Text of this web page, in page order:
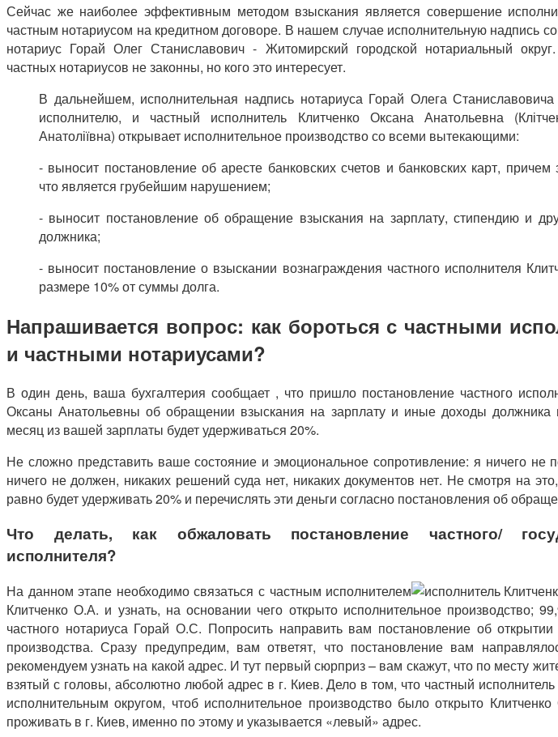
Сейчас же наиболее эффективным методом взыскания является совершение
частным нотариусом на кредитном договоре. В нашем случае исполнительную надпись
нотариус Горай Олег Станиславович - Житомирский городской нотариальный
частных нотариусов не законны, но кого это интересует.
В дальнейшем, исполнительная надпись нотариуса Горай Олега Станиславовича
исполнителю, и частный исполнитель Клитченко Оксана Анатольевна
Анатоліївна) открывает исполнительное производство со всеми вытекающими:
- выносит постановление об аресте банковских счетов и банковских карт, причем
что является грубейшим нарушением;
- выносит постановление об обращение взыскания на зарплату, стипендию и
должника;
- выносит постановление о взыскании вознаграждения частного исполнителя
размере 10% от суммы долга.
Напрашивается вопрос: как бороться с частными
и частными нотариусами?
В один день, ваша бухгалтерия сообщает , что пришло постановление частного
Оксаны Анатольевны об обращении взыскания на зарплату и иные доходы должника
месяц из вашей зарплаты будет удерживаться 20%.
Не сложно представить ваше состояние и эмоциональное сопротивление: я ничего не
ничего не должен, никаких решений суда нет, никаких документов нет. Не смотря на
равно будет удерживать 20% и перечислять эти деньги согласно постановления об
Что делать, как обжаловать постановление частного/
исполнителя?
На данном этапе необходимо связаться с частным исполнителем
Клитченко О.А. и узнать, на основании чего открыто исполнительное производство;
частного нотариуса Горай О.С. Попросить направить вам постановление об открытии
производства. Сразу предупредим, вам ответят, что постановление вам
рекомендуем узнать на какой адрес. И тут первый сюрприз – вам скажут, что по месту
взятый с головы, абсолютно любой адрес в г. Киев. Дело в том, что частный
исполнительным округом, чтоб исполнительное производство было открыто
проживать в г. Киев, именно по этому и указывается «левый» адрес.